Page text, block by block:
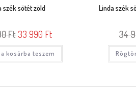
szék sötét zöld
Ft 33 990 Ft
kosárba teszem
Linda szék
34